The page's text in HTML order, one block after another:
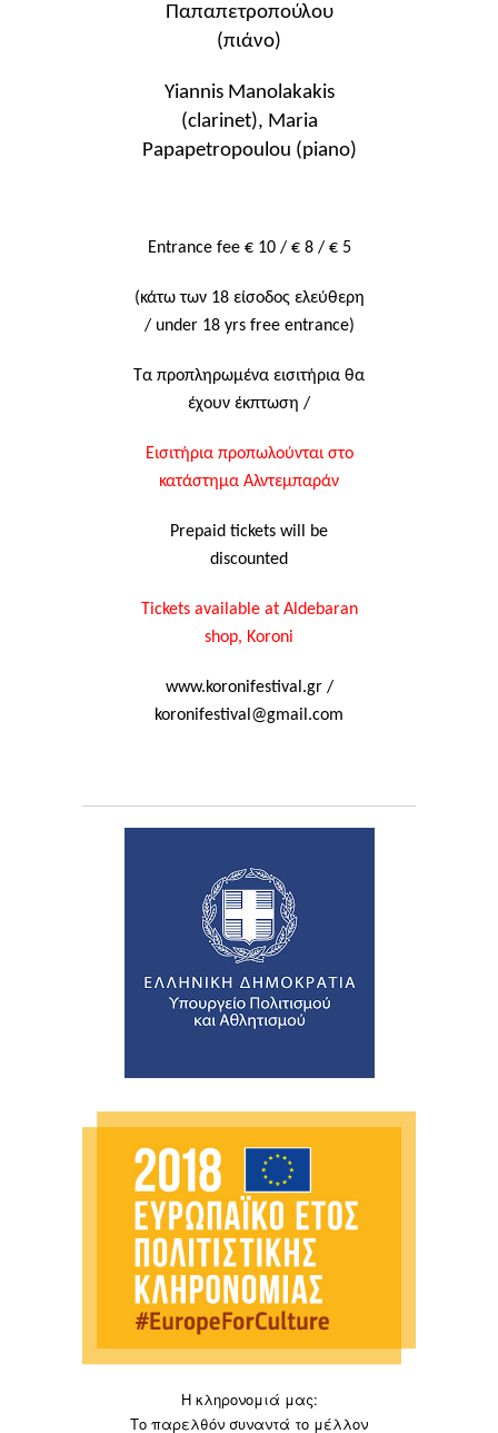
Παπαπετροπούλου
(πιάνο)
Yiannis Manolakakis
(clarinet), Maria
Papapetropoulou (piano)
Entrance fee € 10 / € 8 / € 5
(κάτω των 18 είσοδος ελεύθερη
/ under 18 yrs free entrance)
Τα προπληρωμένα εισιτήρια θα
έχουν έκπτωση /
Εισιτήρια προπωλούνται στο
κατάστημα Αλντεμπαράν
Prepaid tickets will be
discounted
Tickets available at Aldebaran
shop, Koroni
www.koronifestival.gr /
koronifestival@gmail.com
Η κληρονομιά μας:
Το παρελθόν συναντά το μέλλον